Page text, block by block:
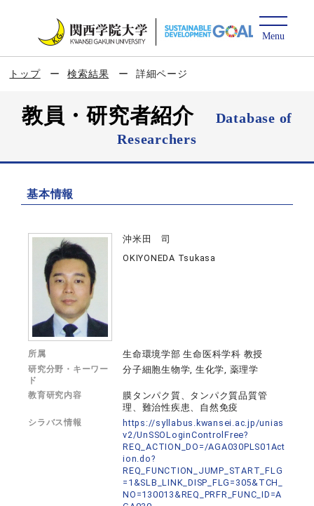
トップ 検索結果 詳細ページ
教員・研究者紹介
Database of
Researchers
基本情報
沖米田 司
OKIYONEDA Tsukasa
所属 生命環境学部 生命医科学科 教授
研究分野・キーワー
ド
分子細胞生物学, 生化学, 薬理学
教育研究内容
膜タンパク質、タンパク質品質管
理、難治性疾患、自然免疫
シラバス情報
https://syllabus.kwansei.ac.jp/unias
v2/UnSSOLoginControlFree?
REQ_ACTION_DO=/AGA030PLS01Act
ion.do?
REQ_FUNCTION_JUMP_START_FLG
=1&SLB_LINK_DISP_FLG=305&TCH_
NO=130013&REQ_PRFR_FUNC_ID=A